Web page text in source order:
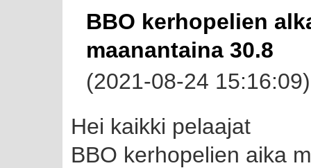
BBO kerhopelien
maanantaina 30.8
(2021-08-24 15:16:09)
Hei kaikki pelaajat
BBO kerhopelien aika